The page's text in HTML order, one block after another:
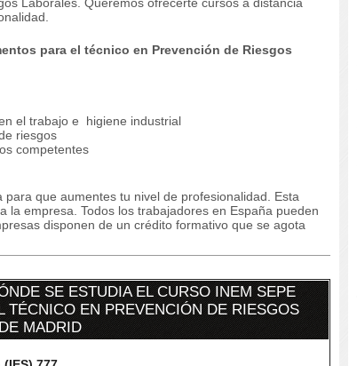
para el técnico en Prevención de Riesgos
el trabajo e higiene industrial
riesgos
competentes
que aumentes tu nivel de profesionalidad. Esta
la empresa. Todos los trabajadores en España pueden
disponen de un crédito formativo que se agota
SE ESTUDIA EL CURSO INEM SEPE
TÉCNICO EN PREVENCIÓN DE RIESGOS
MADRID